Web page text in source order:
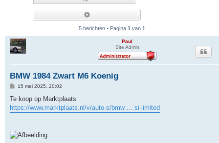
5 berichten • Pagina 1 van 1
Paul
Site Admin
BMW 1984 Zwart M6 Koenig
B
r
c
15 mei 2025, 20:02
Te koop op Marktplaats
https://www.marktplaats.nl/v/auto-s/bmw ... si-limited